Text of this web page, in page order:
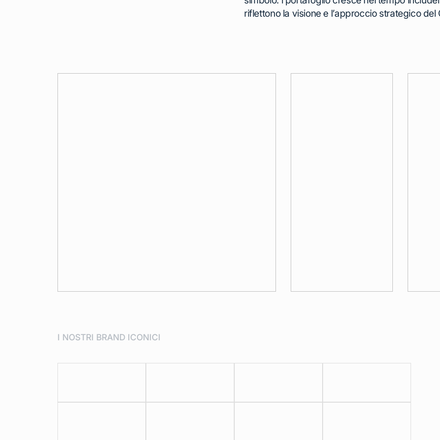
riflettono la visione e l’approccio strategico del
I NOSTRI BRAND ICONICI